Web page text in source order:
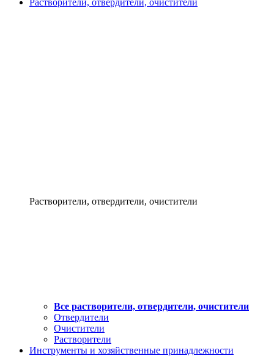
Растворители, отвердители, очистители
Растворители, отвердители, очистители
Все растворители, отвердители, очистители
Отвердители
Очистители
Растворители
Инструменты и хозяйственные принадлежности